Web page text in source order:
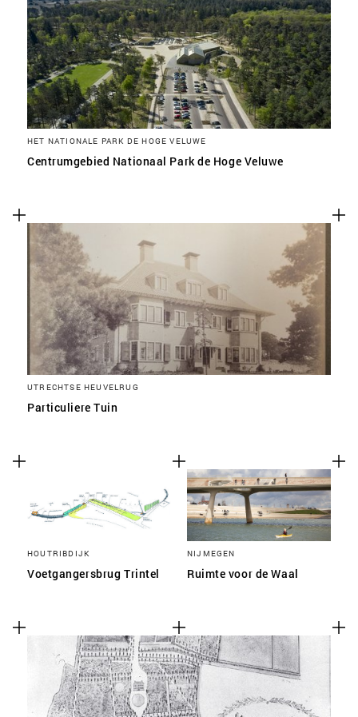
HET NATIONALE PARK DE HOGE VELUWE
Centrumgebied Nationaal Park de Hoge Veluwe
UTRECHTSE HEUVELRUG
Particuliere Tuin
HOUTRIBDIJK
Voetgangersbrug Trintel
NIJMEGEN
Ruimte voor de Waal